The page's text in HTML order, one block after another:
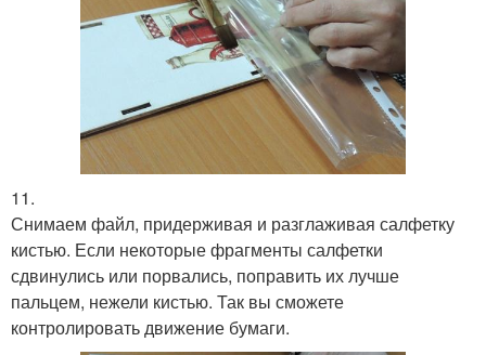
11.
Снимаем файл, придерживая и разглаживая салфетку
кистью. Если некоторые фрагменты салфетки
сдвинулись или порвались, поправить их лучше
пальцем, нежели кистью. Так вы сможете
контролировать движение бумаги.